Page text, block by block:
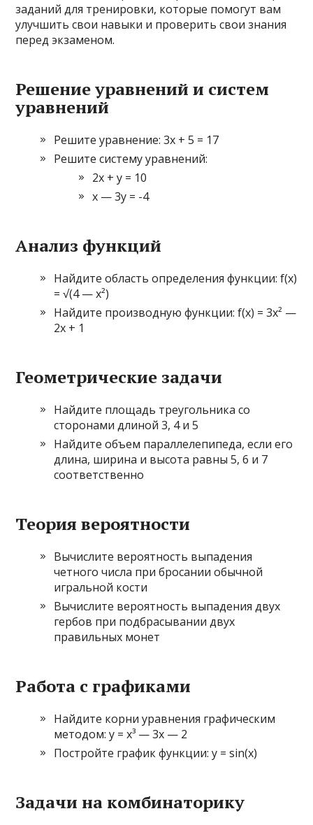
заданий для тренировки, которые помогут вам
улучшить свои навыки и проверить свои знания
перед экзаменом.
Решение уравнений и систем
уравнений
Решите уравнение: 3x + 5 = 17
Решите систему уравнений:
2x + y = 10
x — 3y = -4
Анализ функций
Найдите область определения функции: f(x)
= √(4 — x²)
Найдите производную функции: f(x) = 3x² —
2x + 1
Геометрические задачи
Найдите площадь треугольника со
сторонами длиной 3, 4 и 5
Найдите объем параллелепипеда, если его
длина, ширина и высота равны 5, 6 и 7
соответственно
Теория вероятности
Вычислите вероятность выпадения
четного числа при бросании обычной
игральной кости
Вычислите вероятность выпадения двух
гербов при подбрасывании двух
правильных монет
Работа с графиками
Найдите корни уравнения графическим
методом: y = x³ — 3x — 2
Постройте график функции: y = sin(x)
Задачи на комбинаторику